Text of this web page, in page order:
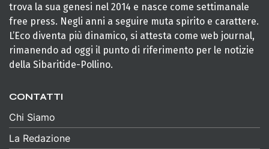
trova la sua genesi nel 2014 e nasce come settimanale
free press. Negli anni a seguire muta spirito e carattere.
L’Eco diventa più dinamico, si attesta come web journal,
rimanendo ad oggi il punto di riferimento per le notizie
della Sibaritide-Pollino.
CONTATTI
Chi Siamo
La Redazione